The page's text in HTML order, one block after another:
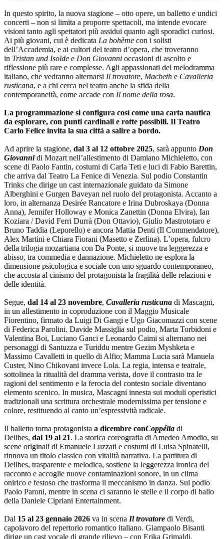
In questo spirito, la nuova stagione – otto opere, un balletto e undici
concerti – non si limita a proporre spettacoli, ma intende evocare
visioni tanto agli spettatori più assidui quanto agli sporadici curiosi.
Ai più giovani, cui è dedicata La bohème con i solisti
dell’Accademia, e ai cultori del teatro d’opera, che troveranno
in Tristan und Isolde e Don Giovanni occasioni di ascolto e
riflessione più rare e complesse. Agli appassionati del melodramma
italiano, che vedranno alternarsi Il trovatore, Macbeth e Cavalleria
rusticana, e a chi cerca nel teatro anche la sfida della
contemporaneità, come accade con Il nome della rosa.
La programmazione si configura così come una carta nautica
da esplorare, con punti cardinali e rotte possibili. Il Teatro
Carlo Felice invita la sua città a salire a bordo.
Ad aprire la stagione, dal 3 al 12 ottobre 2025, sarà appunto Don
Giovanni di Mozart nell’allestimento di Damiano Michieletto, con
scene di Paolo Fantin, costumi di Carla Teti e luci di Fabio Barettin,
che arriva dal Teatro La Fenice di Venezia. Sul podio Constantin
Trinks che dirige un cast internazionale guidato da Simone
Alberghini e Gurgen Baveyan nel ruolo del protagonista. Accanto a
loro, in alternanza Desirée Rancatore e Irina Dubroskaya (Donna
Anna), Jennifer Holloway e Monica Zanettin (Donna Elvira), Ian
Koziara / David Ferri Durrà (Don Ottavio), Giulio Mastrototaro e
Bruno Taddia (Leporello) e ancora Mattia Denti (Il Commendatore),
Alex Martini e Chiara Fiorani (Masetto e Zerlina). L’opera, fulcro
della trilogia mozartiana con Da Ponte, si muove tra leggerezza e
abisso, tra commedia e dannazione. Michieletto ne esplora la
dimensione psicologica e sociale con uno sguardo contemporaneo,
che accosta al cinismo del protagonista la fragilità delle relazioni e
delle identità.
Segue, dal 14 al 23 novembre, Cavalleria rusticana di Mascagni,
in un allestimento in coproduzione con il Maggio Musicale
Fiorentino, firmato da Luigi Di Gangi e Ugo Giacomazzi con scene
di Federica Parolini. Davide Massiglia sul podio, Marta Torbidoni e
Valentina Boi, Luciano Ganci e Leonardo Caimi si alternano nei
personaggi di Santuzza e Turiddu mentre Gezim Myshketa e
Massimo Cavalletti in quello di Alfio; Mamma Lucia sarà Manuela
Custer, Nino Chikovani invece Lola. La regia, intensa e teatrale,
sottolinea la ritualità del dramma verista, dove il contrasto tra le
ragioni del sentimento e la ferocia del contesto sociale diventano
elemento scenico. In musica, Mascagni innesta sui moduli operistici
tradizionali una scrittura orchestrale modernissima per tensione e
colore, restituendo al canto un’espressività radicale.
Il balletto torna protagonista a dicembre conCoppélia di
Delibes, dal 19 al 21. La storica coreografia di Amedeo Amodio, su
scene originali di Emanuele Luzzati e costumi di Luisa Spinatelli,
rinnova un titolo classico con vitalità narrativa. La partitura di
Delibes, trasparente e melodica, sostiene la leggerezza ironica del
racconto e accoglie nuove contaminazioni sonore, in un clima
onirico e festoso che trasforma il meccanismo in danza. Sul podio
Paolo Paroni, mentre in scena ci saranno le stelle e il corpo di ballo
della Daniele Cipriani Entertainment.
Dal 15 al 23 gennaio 2026 va in scena Il trovatore di Verdi,
capolavoro del repertorio romantico italiano. Giampaolo Bisanti
dirige un cast vocale di grande rilievo – con Erika Grimaldi,